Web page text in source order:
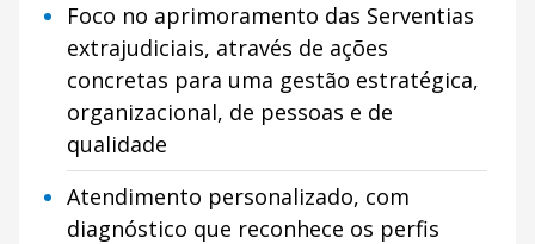
Foco no aprimoramento das Serventias
extrajudiciais, através de ações
concretas para uma gestão estratégica,
organizacional, de pessoas e de
qualidade
Atendimento personalizado, com
diagnóstico que reconhece os perfis